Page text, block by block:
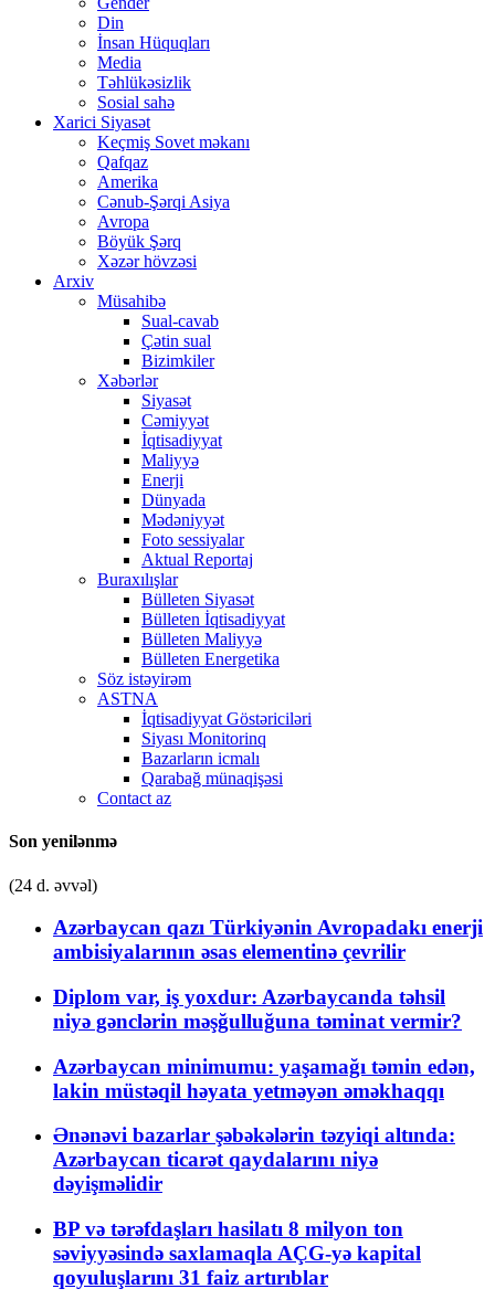
Din
İnsan Hüquqları
Media
Təhlükəsizlik
Sosial sahə
Xarici Siyasət
Keçmiş Sovet məkanı
Qafqaz
Amerika
Cənub-Şərqi Asiya
Avropa
Böyük Şərq
Xəzər hövzəsi
Arxiv
Müsahibə
Sual-cavab
Çətin sual
Bizimkiler
Xəbərlər
Siyasət
Cəmiyyət
İqtisadiyyat
Maliyyə
Enerji
Dünyada
Mədəniyyət
Foto sessiyalar
Aktual Reportaj
Buraxılışlar
Bülleten Siyasət
Bülleten İqtisadiyyat
Bülleten Maliyyə
Bülleten Energetika
Söz istəyirəm
ASTNA
İqtisadiyyat Göstəriciləri
Siyası Monitorinq
Bazarların icmalı
Qarabağ münaqişəsi
Contact az
Son yenilənmə
(24 d. əvvəl)
Azərbaycan qazı Türkiyənin Avropadakı enerji
ambisiyalarının əsas elementinə çevrilir
Diplom var, iş yoxdur: Azərbaycanda təhsil
niyə gənclərin məşğulluğuna təminat vermir?
Azərbaycan minimumu: yaşamağı təmin edən,
lakin müstəqil həyata yetməyən əməkhaqqı
Ənənəvi bazarlar şəbəkələrin təzyiqi altında:
Azərbaycan ticarət qaydalarını niyə
dəyişməlidir
BP və tərəfdaşları hasilatı 8 milyon ton
səviyyəsində saxlamaqla AÇG-yə kapital
qoyuluşlarını 31 faiz artırıblar